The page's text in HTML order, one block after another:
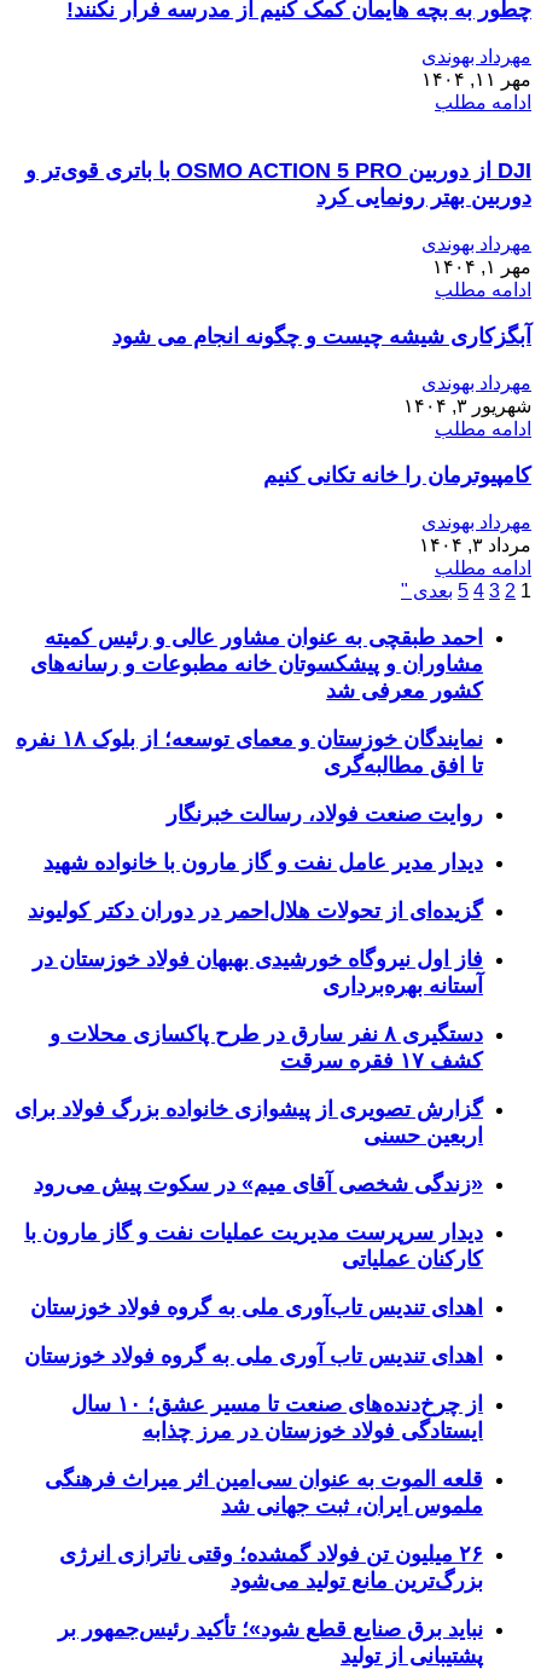
چطور به بچه هایمان کمک کنیم از مدرسه فرار نکنند!
مهرداد بهوندی
مهر ۱۱, ۱۴۰۴
ادامه مطلب
DJI از دوربین OSMO ACTION 5 PRO با باتری قوی‌تر و
دوربین بهتر رونمایی کرد
مهرداد بهوندی
مهر ۱, ۱۴۰۴
ادامه مطلب
آبگزکاری شیشه چیست و چگونه انجام می شود
مهرداد بهوندی
شهریور ۳, ۱۴۰۴
ادامه مطلب
کامپیوترمان را خانه تکانی کنیم
مهرداد بهوندی
مرداد ۳, ۱۴۰۴
ادامه مطلب
1
2
3
4
5 بعدی "
احمد طبقچی به عنوان مشاور عالی و رئیس کمیته
مشاوران و پیشکسوتان خانه مطبوعات و رسانه‌های
کشور معرفی شد
نمایندگان خوزستان و معمای توسعه؛ از بلوک ۱۸ نفره
تا افق مطالبه‌گری
روایت صنعت فولاد،‌ رسالت خبرنگار
دیدار مدیر عامل نفت و گاز مارون با خانواده شهید
گزیده‌ای از تحولات هلال‌احمر در دوران دکتر کولیوند
فاز اول نیروگاه خورشیدی بهبهان فولاد خوزستان در
آستانه بهره‌برداری
دستگیری ۸ نفر سارق در طرح پاکسازی محلات و
کشف ۱۷ فقره سرقت
گزارش تصویری از پیشوازی خانواده بزرگ فولاد برای
اربعین حسنی
«زندگی شخصی آقای میم» در سکوت پیش می‌رود
دیدار سرپرست مدیریت عملیات نفت و گاز مارون با
کارکنان عملیاتی
اهدای تندیس تاب‌آوری ملی به گروه فولاد خوزستان
اهدای تندیس تاب آوری ملی به گروه فولاد خوزستان
از چرخ‌دنده‌های صنعت تا مسیر عشق؛ ۱۰ سال
ایستادگی فولاد خوزستان در مرز چذابه
قلعه الموت به عنوان سی‌امین اثر میراث‌ فرهنگی
ملموس ایران، ثبت جهانی شد
۲۶ میلیون تن فولاد گمشده؛ وقتی ناترازی انرژی
بزرگ‌ترین مانع تولید می‌شود
نباید برق صنایع قطع شود»؛ تأکید رئیس‌جمهور بر
پشتیبانی از تولید